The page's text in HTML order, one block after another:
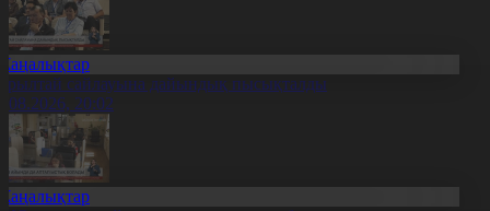
сайлауына дайындық пысықталды
20:02